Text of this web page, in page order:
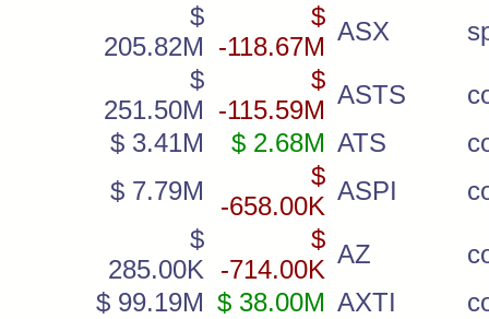
$
205.82M
$
-118.67M
ASX
$
251.50M
$
-115.59M
ASTS
$ 3.41M
$ 2.68M ATS
$ 7.79M
$
-658.00K
ASPI
$
285.00K
$
-714.00K
AZ
$ 99.19M $ 38.00M AXTI